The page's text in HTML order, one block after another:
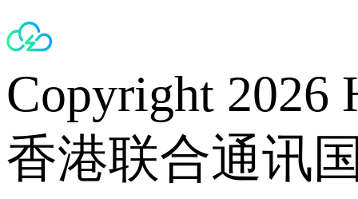
Copyright 2026
香港联合通讯